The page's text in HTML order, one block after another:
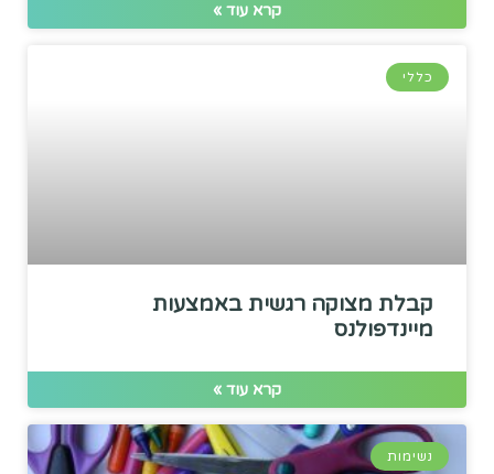
קרא עוד »
כללי
קבלת מצוקה רגשית באמצעות
מיינדפולנס
קרא עוד »
נשימות